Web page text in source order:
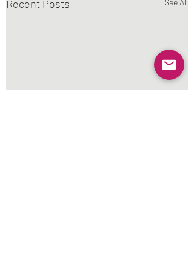
Recent Posts See All